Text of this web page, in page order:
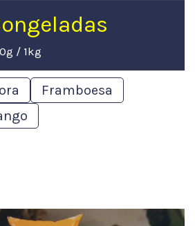
/ 1kg
Framboesa